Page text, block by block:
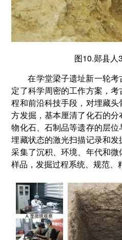
图10.郧县人
在学堂梁子遗址新一轮
定了科学周密的工作方案，
程和前沿科技手段，对埋藏
方发掘，基本厘清了化石的
物化石、石制品等遗存的层
埋藏状态的激光扫描记录和
采集了沉积、环境、年代和
样品，发掘过程系统、规范、